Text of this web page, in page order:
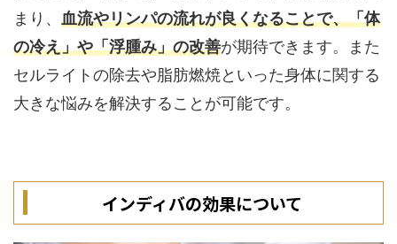
まり、 血流やリンパの流れが良くなることで、「体
の冷え」や「浮腫み」の改善が期待できます。また
セルライトの除去や脂肪燃焼といった身体に関する
大きな悩みを解決することが可能です。
インディバの効果について